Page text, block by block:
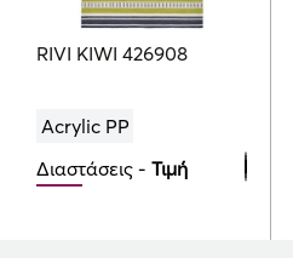
RIVI KIWI 426908
Acrylic PP
Διαστάσεις -Τιμή